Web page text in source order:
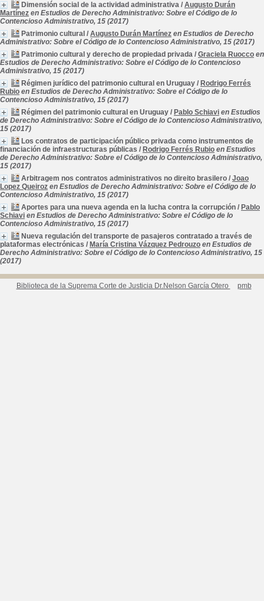
Dimensión social de la actividad administrativa / Augusto Durán
Martínez en Estudios de Derecho Administrativo: Sobre el Código de lo
Contencioso Administrativo, 15 (2017)
Patrimonio cultural / Augusto Durán Martínez en Estudios de Derecho
Administrativo: Sobre el Código de lo Contencioso Administrativo, 15 (2017)
Patrimonio cultural y derecho de propiedad privada / Graciela Ruocco en
Estudios de Derecho Administrativo: Sobre el Código de lo Contencioso
Administrativo, 15 (2017)
Régimen jurídico del patrimonio cultural en Uruguay / Rodrigo Ferrés
Rubio en Estudios de Derecho Administrativo: Sobre el Código de lo
Contencioso Administrativo, 15 (2017)
Régimen del patrimonio cultural en Uruguay / Pablo Schiavi en Estudios
de Derecho Administrativo: Sobre el Código de lo Contencioso Administrativo,
15 (2017)
Los contratos de participación público privada como instrumentos de
financiación de infraestructuras públicas / Rodrigo Ferrés Rubio en Estudios
de Derecho Administrativo: Sobre el Código de lo Contencioso Administrativo,
15 (2017)
Arbitragem nos contratos administrativos no direito brasilero / Joao
Lopez Queiroz en Estudios de Derecho Administrativo: Sobre el Código de lo
Contencioso Administrativo, 15 (2017)
Aportes para una nueva agenda en la lucha contra la corrupción / Pablo
Schiavi en Estudios de Derecho Administrativo: Sobre el Código de lo
Contencioso Administrativo, 15 (2017)
Nueva regulación del transporte de pasajeros contratado a través de
plataformas electrónicas / María Cristina Vázquez Pedrouzo en Estudios de
Derecho Administrativo: Sobre el Código de lo Contencioso Administrativo, 15
(2017)
Biblioteca de la Suprema Corte de Justicia Dr.Nelson García Otero pmb